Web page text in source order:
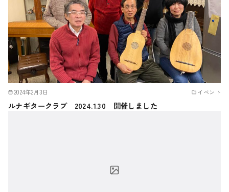
2024年2月3日 イベント
ルナギタークラブ 2024.1.30 開催しました